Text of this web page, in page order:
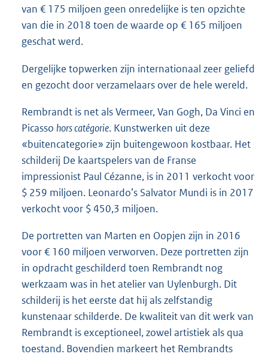
van € 175 miljoen geen onredelijke is ten opzichte
van die in 2018 toen de waarde op € 165 miljoen
geschat werd.
Dergelijke topwerken zijn internationaal zeer geliefd
en gezocht door verzamelaars over de hele wereld.
Rembrandt is net als Vermeer, Van Gogh, Da Vinci en
Picasso hors catégorie. Kunstwerken uit deze
«buitencategorie» zijn buitengewoon kostbaar. Het
schilderij De kaartspelers van de Franse
impressionist Paul Cézanne, is in 2011 verkocht voor
$ 259 miljoen. Leonardo’s Salvator Mundi is in 2017
verkocht voor $ 450,3 miljoen.
De portretten van Marten en Oopjen zijn in 2016
voor € 160 miljoen verworven. Deze portretten zijn
in opdracht geschilderd toen Rembrandt nog
werkzaam was in het atelier van Uylenburgh. Dit
schilderij is het eerste dat hij als zelfstandig
kunstenaar schilderde. De kwaliteit van dit werk van
Rembrandt is exceptioneel, zowel artistiek als qua
toestand. Bovendien markeert het Rembrandts